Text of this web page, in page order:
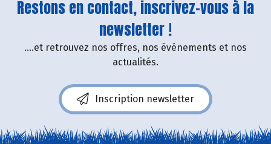
Restons en contact, inscrivez-vous à la
newsletter !
....et retrouvez nos offres, nos événements et nos
actualités.
Inscription newsletter